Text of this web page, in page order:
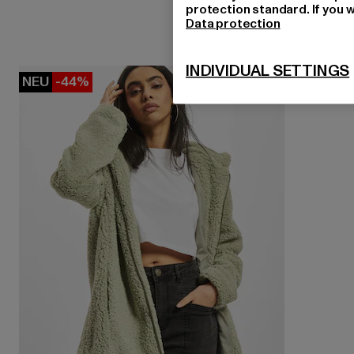
NEU -44%
protection standard. If you
Data protection
INDIVIDUAL SETTINGS